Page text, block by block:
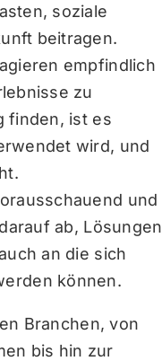
soziale
beitragen.
empfindlich
zu
finden, ist es
wird, und
und
ab, Lösungen
an die sich
können.
Branchen, von
bis hin zur